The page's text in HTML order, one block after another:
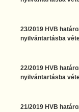
23/2019 HVB
nyilvántartásba
22/2019 HVB
nyilvántartásba
21/2019 HVB